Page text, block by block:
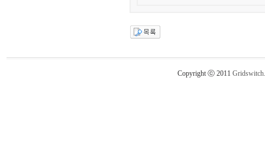
Copyright ⓒ 2011